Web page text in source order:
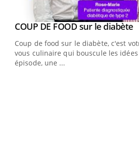
Youtube
COUP DE FOOD sur le diabète
Coup de food sur le diabète, c'est
vous culinaire qui bouscule les
épisode, une ...